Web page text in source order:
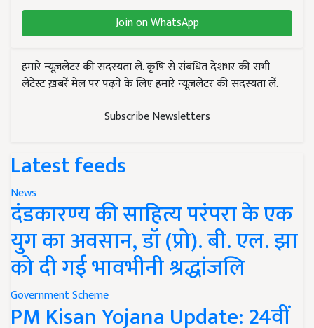
Join on WhatsApp
हमारे न्यूज़लेटर की सदस्यता लें. कृषि से संबंधित देशभर की सभी
लेटेस्ट ख़बरें मेल पर पढ़ने के लिए हमारे न्यूज़लेटर की सदस्यता लें.
Subscribe Newsletters
Latest feeds
News
दंडकारण्य की साहित्य परंपरा के एक
युग का अवसान, डॉ (प्रो). बी. एल. झा
को दी गई भावभीनी श्रद्धांजलि
Government Scheme
PM Kisan Yojana Update: 24वीं